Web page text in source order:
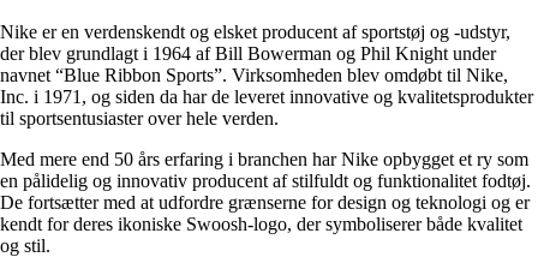
Nike er en verdenskendt og elsket producent af sportstøj og -udstyr,
der blev grundlagt i 1964 af Bill Bowerman og Phil Knight under
navnet “Blue Ribbon Sports”. Virksomheden blev omdøbt til Nike,
Inc. i 1971, og siden da har de leveret innovative og kvalitetsprodukter
til sportsentusiaster over hele verden.
Med mere end 50 års erfaring i branchen har Nike opbygget et ry som
en pålidelig og innovativ producent af stilfuldt og funktionalitet fodtøj.
De fortsætter med at udfordre grænserne for design og teknologi og er
kendt for deres ikoniske Swoosh-logo, der symboliserer både kvalitet
og stil.